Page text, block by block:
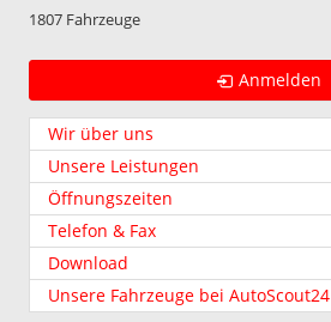
1807 Fahrzeuge
Anmelden
Wir über uns
Unsere Leistungen
Öffnungszeiten
Telefon & Fax
Download
Unsere Fahrzeuge bei AutoScout24